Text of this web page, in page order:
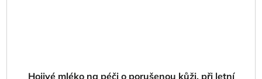
Hojivé mléko na péči o porušenou kůži, při letní